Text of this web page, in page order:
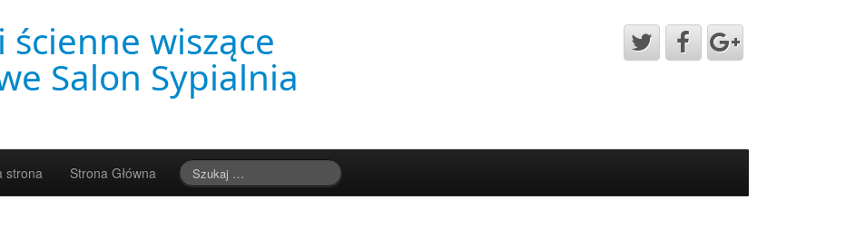
wiszące
Salon Sypialnia
strona Strona Główna